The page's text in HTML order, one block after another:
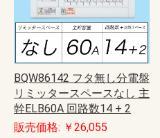
BQW86142 フタ無し分電盤
リミッタースペースなし 主
幹ELB60A 回路数14 + 2
販売価格: ￥26,055